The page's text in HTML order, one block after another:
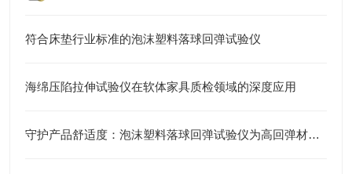
符合床垫行业标准的泡沫塑料落球回弹试验仪
海绵压陷拉伸试验仪在软体家具质检领域的深度应用
守护产品舒适度：泡沫塑料落球回弹试验仪为高回弹材料把关